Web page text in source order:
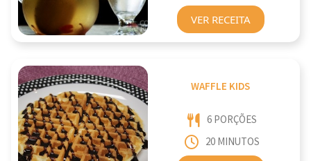
VER RECEITA
WAFFLE KIDS
6 PORÇÕES
20 MINUTOS